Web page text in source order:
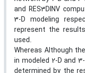
and RES3DINV
3-D modeling
represent the
used.
Whereas Although
in modeled 2-D and